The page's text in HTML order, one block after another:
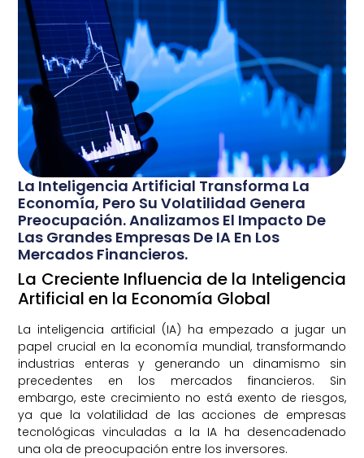
La Inteligencia Artificial Transforma La
Economía, Pero Su Volatilidad Genera
Preocupación. Analizamos El Impacto De
Las Grandes Empresas De IA En Los
Mercados Financieros.
La Creciente Influencia de la Inteligencia
Artificial en la Economía Global
La inteligencia artificial (IA) ha empezado a jugar un
papel crucial en la economía mundial, transformando
industrias enteras y generando un dinamismo sin
precedentes en los mercados financieros. Sin
embargo, este crecimiento no está exento de riesgos,
ya que la volatilidad de las acciones de empresas
tecnológicas vinculadas a la IA ha desencadenado
una ola de preocupación entre los inversores.